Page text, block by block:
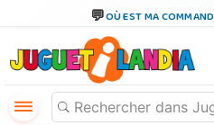
OÙ EST MA